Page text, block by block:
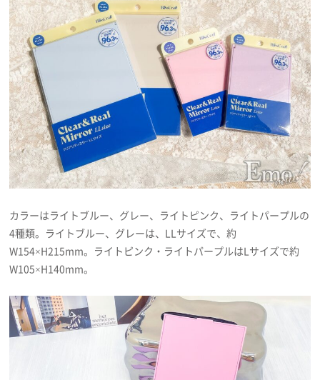
カラーはライトブルー、グレー、ライトピンク、ライトパープルの
4種類。ライトブルー、グレーは、LLサイズで、約
W154×H215mm。ライトピンク・ライトパープルはLサイズで約
W105×H140mm。